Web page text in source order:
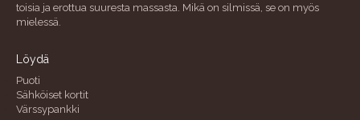
toisia ja erottua suuresta massasta. Mikä on silmissä, se on myös
mielessä.
Löydä
Puoti
Sähköiset kortit
Värssypankki